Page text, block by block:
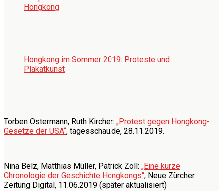
Hongkong
Hongkong im Sommer 2019: Proteste und
Plakatkunst
Torben Ostermann, Ruth Kircher: „Protest gegen Hongkong-
Gesetze der USA“, tagesschau.de, 28.11.2019.
Nina Belz, Matthias Müller, Patrick Zoll: „Eine kurze
Chronologie der Geschichte Hongkongs“, Neue Zürcher
Zeitung Digital, 11.06.2019 (später aktualisiert)